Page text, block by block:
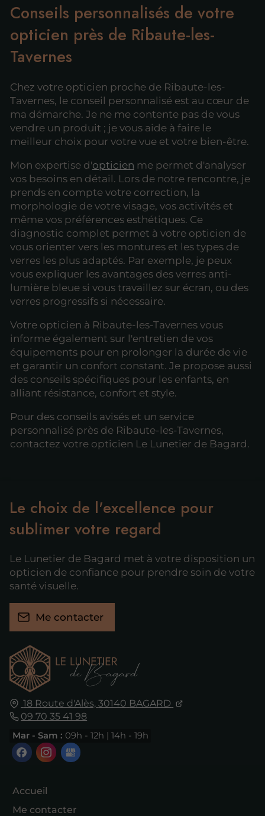
Conseils personnalisés de votre
opticien près de Ribaute-les-
Tavernes
Chez votre opticien proche de Ribaute-les-
Tavernes, le conseil personnalisé est au cœur de
ma démarche. Je ne me contente pas de vous
vendre un produit ; je vous aide à faire le
meilleur choix pour votre vue et votre bien-être.
Mon expertise d'opticien me permet d'analyser
vos besoins en détail. Lors de notre rencontre, je
prends en compte votre correction, la
morphologie de votre visage, vos activités et
même vos préférences esthétiques. Ce
diagnostic complet permet à votre opticien de
vous orienter vers les montures et les types de
verres les plus adaptés. Par exemple, je peux
vous expliquer les avantages des verres anti-
lumière bleue si vous travaillez sur écran, ou des
verres progressifs si nécessaire.
Votre opticien à Ribaute-les-Tavernes vous
informe également sur l'entretien de vos
équipements pour en prolonger la durée de vie
et garantir un confort constant. Je propose aussi
des conseils spécifiques pour les enfants, en
alliant résistance, confort et style.
Pour des conseils avisés et un service
personnalisé près de Ribaute-les-Tavernes,
contactez votre opticien Le Lunetier de Bagard.
18 Route d'Alès, 30140 BAGARD
09 70 35 41 98
Mar - Sam : 09h - 12h | 14h - 19h
Accueil
Me contacter
Le choix de l'excellence pour
sublimer votre regard
Le Lunetier de Bagard met à votre disposition un
opticien de confiance pour prendre soin de votre
santé visuelle.
Me contacter